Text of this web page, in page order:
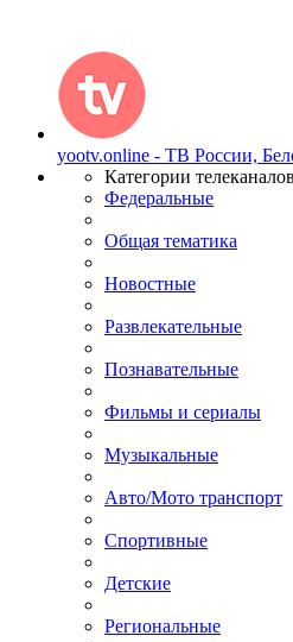
yootv.online - ТВ России,
Категории телеканалов
Федеральные
Общая тематика
Новостные
Развлекательные
Познавательные
Фильмы и сериалы
Музыкальные
Авто/Мото транспорт
Спортивные
Детские
Региональные